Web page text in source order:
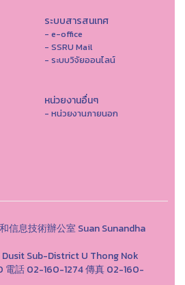
ระบบสารสนเทศ
- e-office
- SSRU Mail
- ระบบวิจัยออนไลน์
หน่วยงานอื่นๆ
- หน่วยงานภายนอก
信息技術辦公室 Suan Sunandha
Sub-District U Thong Nok
電話 02-160-1274 傳真 02-160-